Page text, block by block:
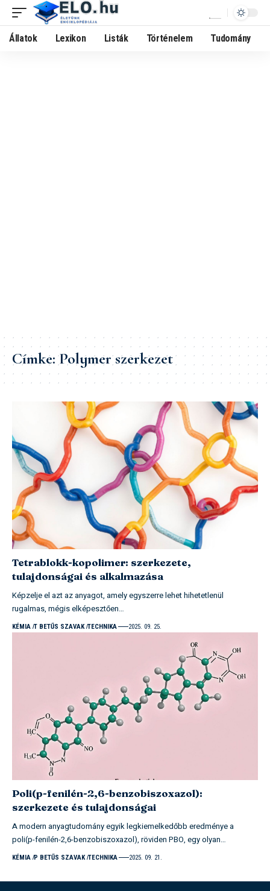
Állatok Lexikon Listák Történelem Tudomány
Címke:Polymer szerkezet
Tetrablokk-kopolimer: szerkezete,
tulajdonságai és alkalmazása
Képzelje el azt az anyagot, amely egyszerre lehet hihetetlenül
rugalmas, mégis elképesztően…
KÉMIA T BETŰS SZAVAK TECHNIKA 2025. 09. 25.
Poli(p-fenilén-2,6-benzobiszoxazol):
szerkezete és tulajdonságai
A modern anyagtudomány egyik legkiemelkedőbb eredménye a
poli(p-fenilén-2,6-benzobiszoxazol), röviden PBO, egy olyan…
KÉMIA P BETŰS SZAVAK TECHNIKA 2025. 09. 21.